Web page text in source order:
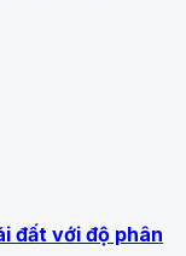
đất với độ phân